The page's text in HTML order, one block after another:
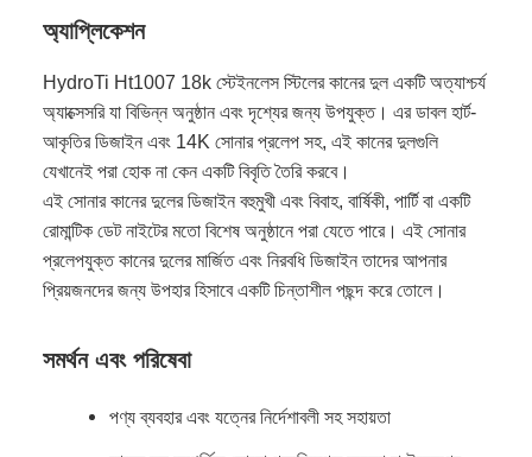
অ্যাপ্লিকেশন
HydroTi Ht1007 18k স্টেইনলেস স্টিলের কানের দুল একটি অত্যাশ্চর্য
অ্যাক্সেসরি যা বিভিন্ন অনুষ্ঠান এবং দৃশ্যের জন্য উপযুক্ত। এর ডাবল হার্ট-
আকৃতির ডিজাইন এবং 14K সোনার প্রলেপ সহ, এই কানের দুলগুলি
যেখানেই পরা হোক না কেন একটি বিবৃতি তৈরি করবে।
এই সোনার কানের দুলের ডিজাইন বহুমুখী এবং বিবাহ, বার্ষিকী, পার্টি বা একটি
রোমান্টিক ডেট নাইটের মতো বিশেষ অনুষ্ঠানে পরা যেতে পারে। এই সোনার
প্রলেপযুক্ত কানের দুলের মার্জিত এবং নিরবধি ডিজাইন তাদের আপনার
প্রিয়জনদের জন্য উপহার হিসাবে একটি চিন্তাশীল পছন্দ করে তোলে।
সমর্থন এবং পরিষেবা
পণ্য ব্যবহার এবং যত্নের নির্দেশাবলী সহ সহায়তা